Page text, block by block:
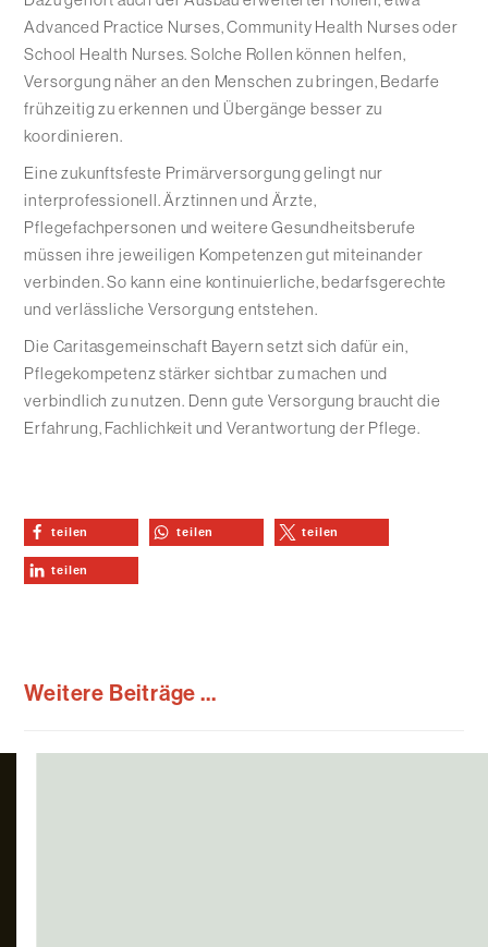
Advanced Practice Nurses, Community Health Nurses oder
School Health Nurses. Solche Rollen können helfen,
Versorgung näher an den Menschen zu bringen, Bedarfe
frühzeitig zu erkennen und Übergänge besser zu
koordinieren.
Eine zukunftsfeste Primärversorgung gelingt nur
interprofessionell. Ärztinnen und Ärzte,
Pflegefachpersonen und weitere Gesundheitsberufe
müssen ihre jeweiligen Kompetenzen gut miteinander
verbinden. So kann eine kontinuierliche, bedarfsgerechte
und verlässliche Versorgung entstehen.
Die Caritasgemeinschaft Bayern setzt sich dafür ein,
Pflegekompetenz stärker sichtbar zu machen und
verbindlich zu nutzen. Denn gute Versorgung braucht die
Erfahrung, Fachlichkeit und Verantwortung der Pflege.
teilen teilen teilen
teilen
Weitere Beiträge ...